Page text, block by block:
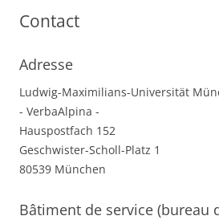
Contact
Adresse
Ludwig-Maximilians-Universität
- VerbaAlpina -
Hauspostfach 152
Geschwister-Scholl-Platz 1
80539 München
Bâtiment de service (bureau